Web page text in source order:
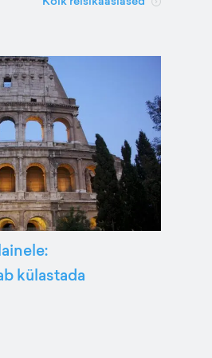
külastada